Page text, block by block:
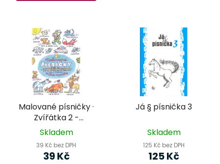
Malované písničky ·
Zvířátka 2 -
omalovánky Miloše
Skladem
39 Kč bez DPH
39 Kč
Já § písnička 3
Skladem
125 Kč bez DPH
125 Kč